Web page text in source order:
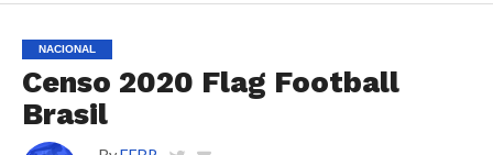
NACIONAL
Censo 2020 Flag Football
Brasil